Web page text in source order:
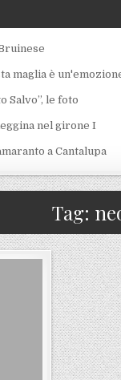
maglia è
Salvo”, le foto
nel girone I
a Cantalupa
Tag: